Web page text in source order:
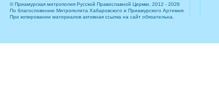
© Приамурская митрополия Русской Православной Церкви, 2012 - 2026
По благословению Митрополита Хабаровского и Приамурского Артемия.
При копировании материалов активная ссылка на сайт обязательна.